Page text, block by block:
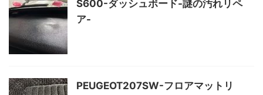
S600-ダッシュボード-謎の汚れリペ
ア-
PEUGEOT207SW-フロアマットリ